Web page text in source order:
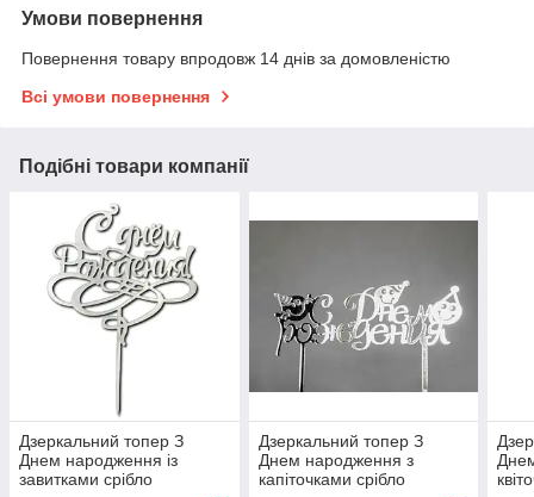
Умови повернення
Повернення товару впродовж 14 днів за домовленістю
Всі умови повернення
Подібні товари компанії
Дзеркальний топер З
Днем народження із
завитками срібло
Дзеркальний топер З
Днем народження з
капіточками срібло